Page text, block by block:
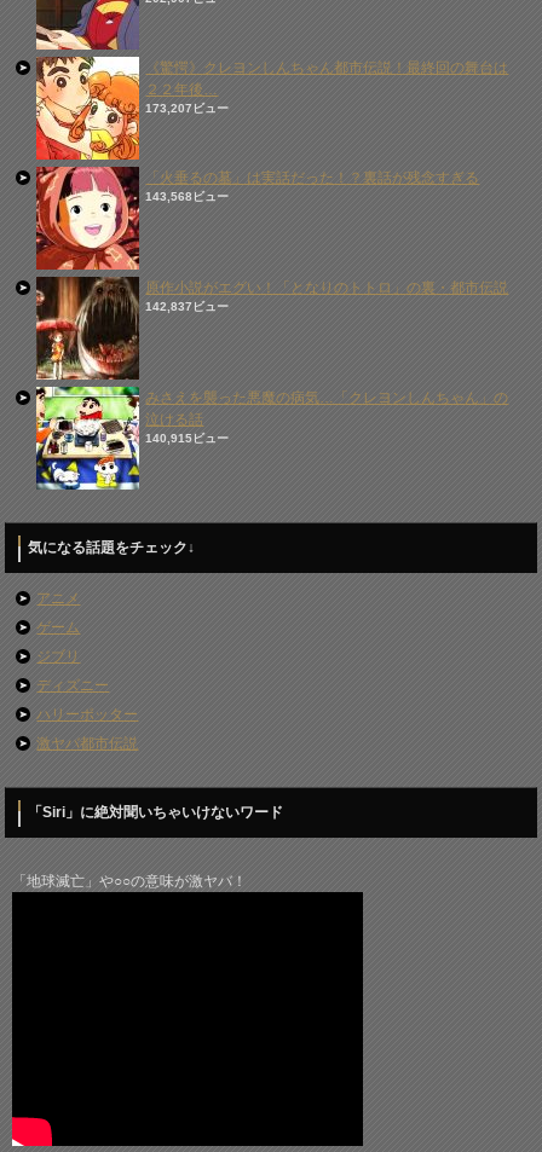
《驚愕》クレヨンしんちゃん都市伝説！最終回の舞台は
２２年後…
173,207ビュー
「火垂るの墓」は実話だった！？裏話が残念すぎる
143,568ビュー
原作小説がエグい！「となりのトトロ」の裏・都市伝説
142,837ビュー
みさえを襲った悪魔の病気…「クレヨンしんちゃん」の
泣ける話
140,915ビュー
気になる話題をチェック↓
アニメ
ゲーム
ジブリ
ディズニー
ハリーポッター
激ヤバ都市伝説
「Siri」に絶対聞いちゃいけないワード
「地球滅亡」や○○の意味が激ヤバ！